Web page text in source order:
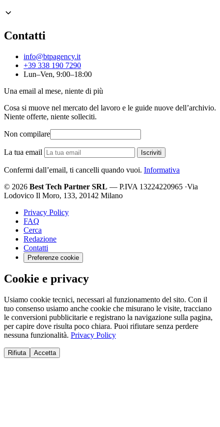
Contatti
info@btpagency.it
+39 338 190 7290
Lun–Ven, 9:00–18:00
Una email al mese, niente di più
Cosa si muove nel mercato del lavoro e le guide nuove dell’archivio.
Niente offerte, niente solleciti.
Non compilare
La tua email Iscriviti
Confermi dall’email, ti cancelli quando vuoi. Informativa
© 2026 Best Tech Partner SRL — P.IVA 13224220965 ·Via
Lodovico Il Moro, 133, 20142 Milano
Privacy Policy
FAQ
Cerca
Redazione
Contatti
Preferenze cookie
Cookie e privacy
Usiamo cookie tecnici, necessari al funzionamento del sito. Con il
tuo consenso usiamo anche cookie che misurano le visite, tracciano
le conversioni pubblicitarie e registrano la navigazione sulla pagina,
per capire dove risulta poco chiara. Puoi rifiutare senza perdere
nessuna funzionalità. Privacy Policy
Rifiuta Accetta